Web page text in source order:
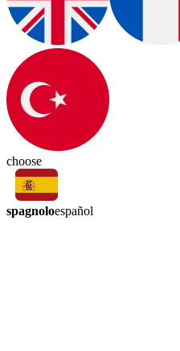
choose
spagnoloespañol